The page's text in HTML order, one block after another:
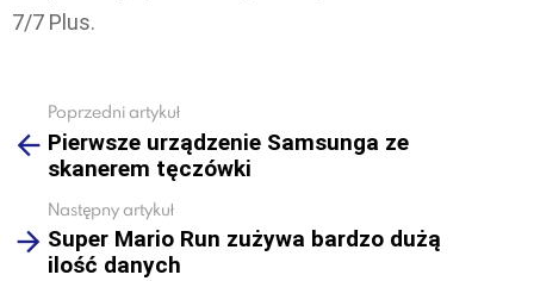
7/7 Plus.
more
Poprzedni artykuł
Pierwsze urządzenie Samsunga ze
skanerem tęczówki
Następny artykuł
Super Mario Run zużywa bardzo dużą
ilość danych